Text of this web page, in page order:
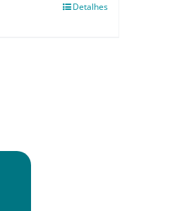
Detalhes